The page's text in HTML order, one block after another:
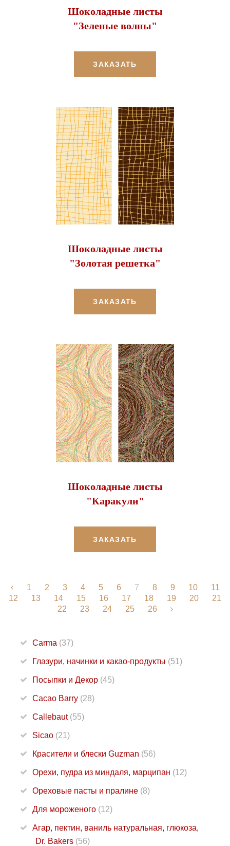
Шоколадные листы
"Зеленые волны"
ЗАКАЗАТЬ
Шоколадные листы
"Золотая решетка"
ЗАКАЗАТЬ
Шоколадные листы
"Каракули"
ЗАКАЗАТЬ
1 2 3 4 5 6 7 8 9 10
11
12
13 14 15 16 17 18 19 20
21
22
23 24 25 26
Carma (37)
Глазури, начинки и какао-продукты (51)
Посыпки и Декор (45)
Cacao Barry (28)
Callebaut (55)
Sicao (21)
Красители и блески Guzman (56)
Орехи, пудра из миндаля, марципан (12)
Ореховые пасты и пралине (8)
Для мороженого (12)
Агар, пектин, ваниль натуральная, глюкоза,
Dr. Bakers (56)